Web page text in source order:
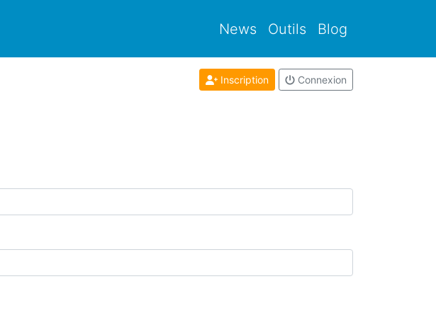
News Outils Blog
Inscription Connexion